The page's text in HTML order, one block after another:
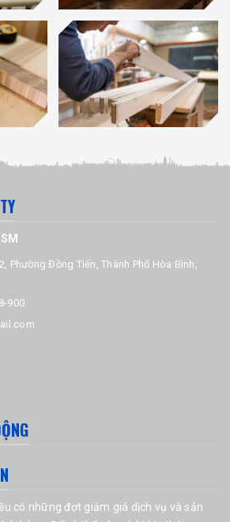
Phường Đồng Tiến, Thành Phố Hòa Bình,
900
có những đợt giảm giá dịch vụ và sản